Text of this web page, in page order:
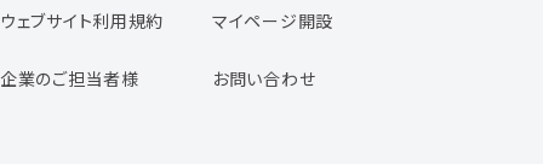
専任コンサルタントの声
福利厚生のご案内
ウェブサイト利用規約 マイページ開設
企業のご担当者様 お問い合わせ